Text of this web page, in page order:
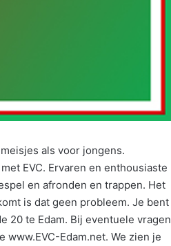
als voor jongens.
EVC. Ervaren en enthousiaste
en afronden en trappen. Het
is dat geen probleem. Je bent
20 te Edam. Bij eventuele vragen
Edam.net. We zien je